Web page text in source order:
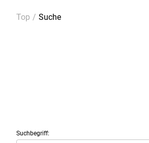
Top / Suche
Suchbegriff: